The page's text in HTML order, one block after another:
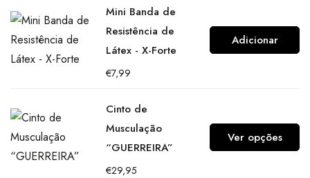
Mini Banda de
Resistência de
Látex - X-Forte
€7,99
Adicionar
Cinto de
Musculação
“GUERREIRA”
€29,95
Ver opções